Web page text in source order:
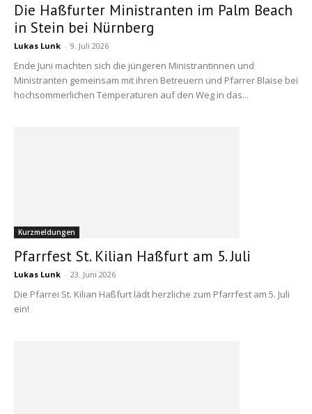
Die Haßfurter Ministranten im Palm Beach
in Stein bei Nürnberg
Lukas Lunk - 9. Juli 2026
Ende Juni machten sich die jüngeren Ministrantinnen und
Ministranten gemeinsam mit ihren Betreuern und Pfarrer Blaise bei
hochsommerlichen Temperaturen auf den Weg in das...
Kurzmeldungen
Pfarrfest St. Kilian Haßfurt am 5. Juli
Lukas Lunk - 23. Juni 2026
Die Pfarrei St. Kilian Haßfurt lädt herzliche zum Pfarrfest am 5. Juli
ein!